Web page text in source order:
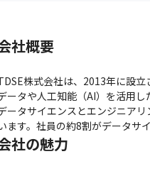
社概要
株式会社は、2013年に設
ータや人工知能（AI）を活用し
ータサイエンスとエンジニア
ます。社員の約8割がデータサ
社の魅力